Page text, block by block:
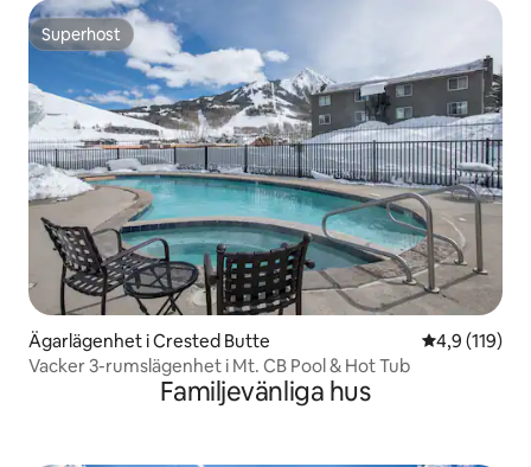
Superhost
Superhost
Ägarlägenhet i Crested Butte 4,9 av 5 i
4,9 (119)
Vacker 3-rumslägenhet i Mt. CB Pool & Hot Tub
Familjevänliga hus